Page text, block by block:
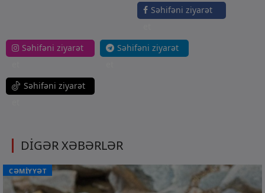
Səhifəni ziyarət
Səhifəni ziyarət
Səhifəni ziyarət
Səhifəni ziyarət
DİGƏR XƏBƏRLƏR
CƏMİYYƏT